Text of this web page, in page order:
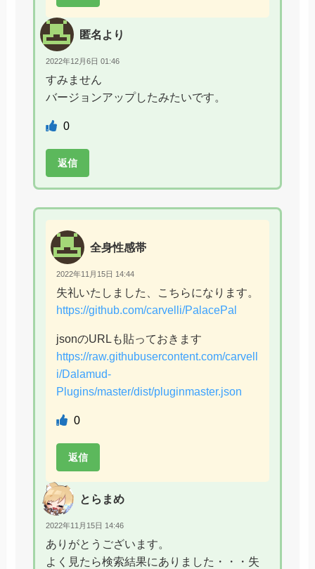
匿名より
2022年12月6日 01:46
すみません
バージョンアップしたみたいです。
0
返信
全身性感帯
2022年11月15日 14:44
失礼いたしました、こちらになります。
https://github.com/carvelli/PalacePal
jsonのURLも貼っておきます
https://raw.githubusercontent.com/carvell
i/Dalamud-
Plugins/master/dist/pluginmaster.json
0
返信
とらまめ
2022年11月15日 14:46
ありがとうございます。
よく見たら検索結果にありました・・・失